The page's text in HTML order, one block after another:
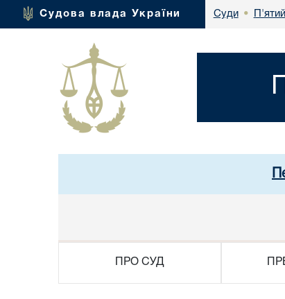
Судова влада України Суди •
ПРО СУД